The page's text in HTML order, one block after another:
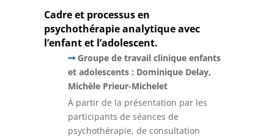
Cadre et processus en
psychothérapie analytique avec
l’enfant et l’adolescent.
Groupe de travail clinique enfants
et adolescents : Dominique Delay,
Michèle Prieur-Michelet
À partir de la présentation par les
participants de séances de
psychothérapie, de consultation